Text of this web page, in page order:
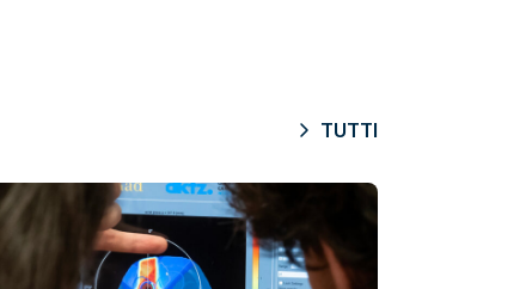
TUTTI